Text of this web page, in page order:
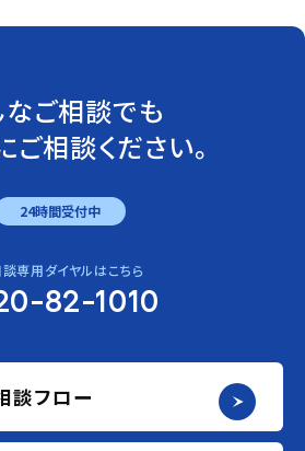
なご相談でも
ご相談ください。
24時間受付中
談専用ダイヤルはこちら
82-1010
談フロー